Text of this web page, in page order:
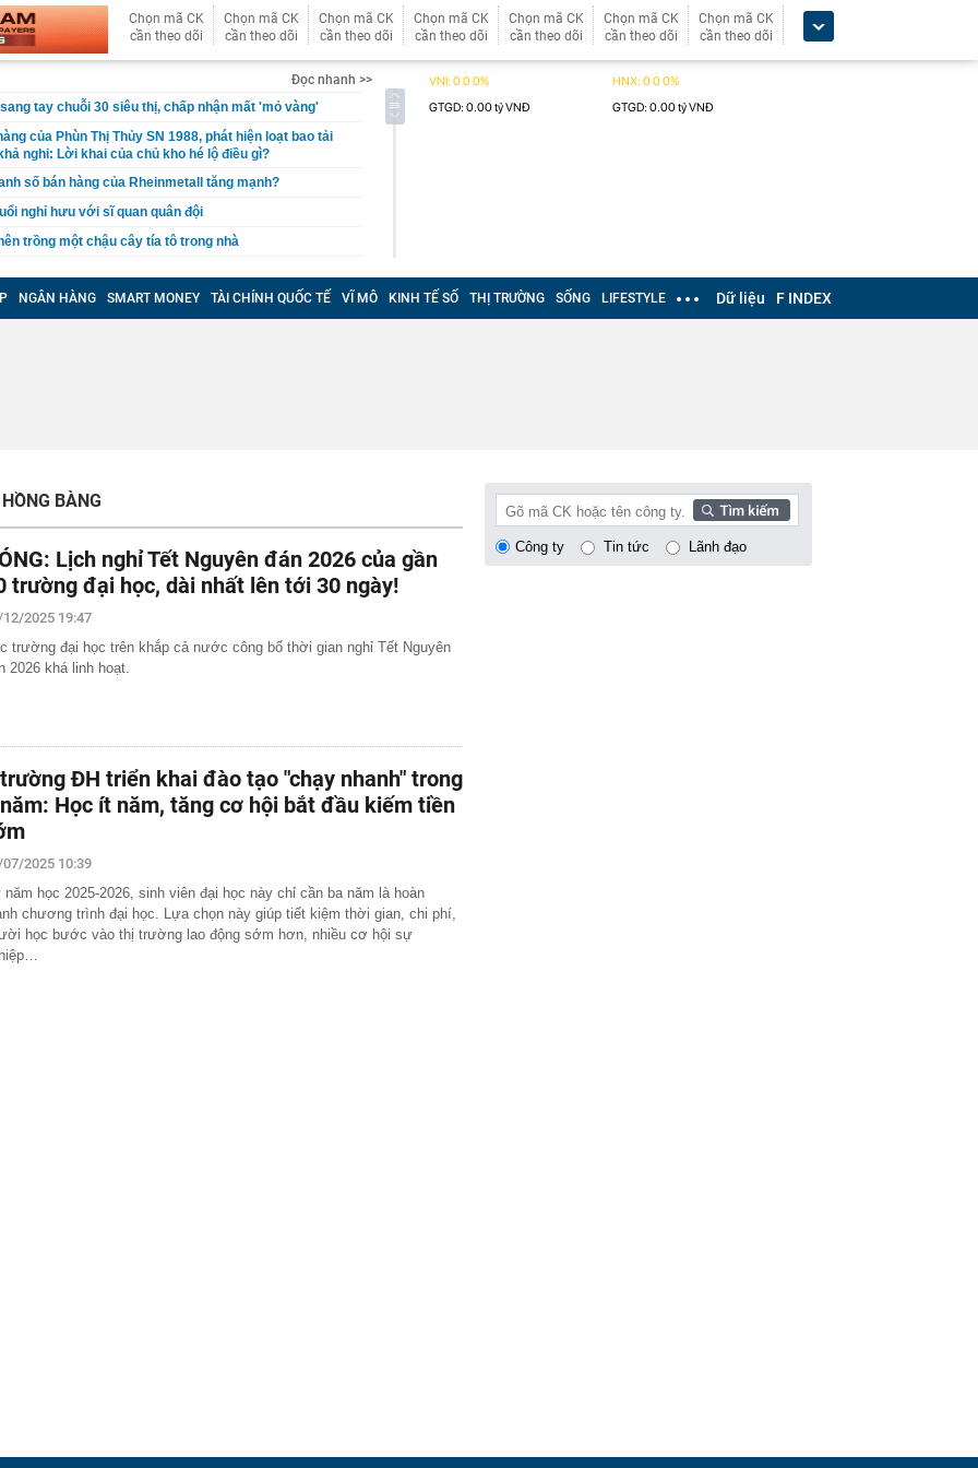
Chọn mã CK
cần theo dõi
Chọn mã CK
cần theo dõi
Chọn mã CK
cần theo dõi
Chọn mã CK
cần theo dõi
Chọn mã CK
cần theo dõi
Chọn mã CK
cần theo dõi
Chọn mã CK
cần theo dõi
Đọc nhanh >>
tay chuỗi 30 siêu thị, chấp nhận mất 'mỏ vàng'
của Phùn Thị Thủy SN 1988, phát hiện loạt bao tải
nghi: Lời khai của chủ kho hé lộ điều gì?
số bán hàng của Rheinmetall tăng mạnh?
nghỉ hưu với sĩ quan quân đội
trồng một chậu cây tía tô trong nhà
sự phụ thuộc vào Trung Quốc
mắt long lanh như sương sớm, 45 tuổi lên truyền hình
không bán căn nhà duy nhất để con lấy vốn làm ăn,
trồng cây lâu năm khuyên chôn trứng cạnh gốc:
tiên được làm phim tài liệu phát sóng trên đài truyền
chiếm top 1 hot search Naver
bát, đĩa trong nhà, công an bắt Sùng Thị Dụ 47 tuổi
mạng có "luật chơi" mới, người dùng cần lưu ý gì?
Nguyễn Văn Thắng: Xử lý đến cùng các vướng mắc,
nghiệp đi vòng
cho Ukraine dùng Starlink dẫn đường cho các đòn
đen bóng, phong độ khiến trai trẻ "chạy dài": Alan Tam
đơn giản
NGÂN HÀNG SMART MONEY TÀI CHÍNH QUỐC TẾ VĨ MÔ KINH TẾ SỐ THỊ TRƯỜNG SỐNG LIFESTYLE Dữ liệu F INDEX
BÀNG
Lịch nghỉ Tết Nguyên đán 2026 của gần
trường đại học, dài nhất lên tới 30 ngày!
12/2025 19:47
trường đại học trên khắp cả nước công bố thời gian nghỉ Tết Nguyên
2026 khá linh hoạt.
ĐH triển khai đào tạo "chạy nhanh" trong
Học ít năm, tăng cơ hội bắt đầu kiếm tiền
2025 10:39
năm học 2025-2026, sinh viên đại học này chỉ cần ba năm là hoàn
chương trình đại học. Lựa chọn này giúp tiết kiệm thời gian, chi phí,
học bước vào thị trường lao động sớm hơn, nhiều cơ hội sự
Công ty Tin tức Lãnh đạo